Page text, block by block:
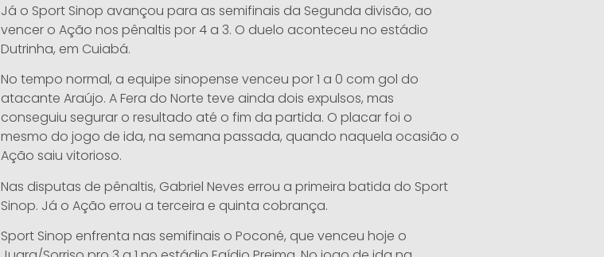
Já o Sport Sinop avançou para as semifinais da Segunda divisão, ao
vencer o Ação nos pênaltis por 4 a 3. O duelo aconteceu no estádio
Dutrinha, em Cuiabá.
No tempo normal, a equipe sinopense venceu por 1 a 0 com gol do
atacante Araújo. A Fera do Norte teve ainda dois expulsos, mas
conseguiu segurar o resultado até o fim da partida. O placar foi o
mesmo do jogo de ida, na semana passada, quando naquela ocasião o
Ação saiu vitorioso.
Nas disputas de pênaltis, Gabriel Neves errou a primeira batida do Sport
Sinop. Já o Ação errou a terceira e quinta cobrança.
Sport Sinop enfrenta nas semifinais o Poconé, que venceu hoje o